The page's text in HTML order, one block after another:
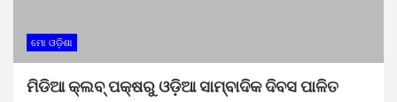
ମୋ ଓଡ଼ିଶା
ମିଡିଆ କ୍ଲବ୍ ପକ୍ଷରୁ ଓଡ଼ିଆ ସାମ୍ବାଦିକ ଦିବସ ପାଳିତ